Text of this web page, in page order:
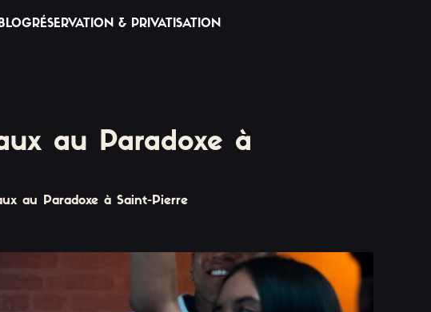
RÉSERVATION & PRIVATISATION
au Paradoxe à
au Paradoxe à Saint-Pierre